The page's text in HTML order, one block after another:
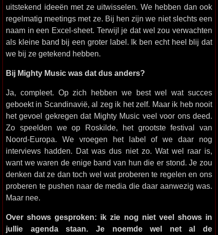
uitstekend ideeën met ze uitwisselen. We hebben dan ook
regelmatig meetings met ze. Bij hen zijn we niet slechts een
naam in een Excel-sheet. Terwijl je dat wel zou verwachten
als kleine band bij een groter label. Ik ben echt heel blij dat
we bij ze getekend hebben.
Bij Mighty Music was dat dus anders?
Ja, compleet. Op zich hebben we best wel wat succes
geboekt in Scandinavië, al zeg ik het zelf. Maar ik heb nooit
het gevoel gekregen dat Mighty Music veel voor ons deed.
Zo speelden we op Roskilde, het grootste festival van
Noord-Europa. We vroegen het label of we daar nog
interviews hadden. Dat was dus niet zo. Wat wel raar is,
want we waren de enige band van hun die er stond. Je zou
denken dat ze dan toch wel wat proberen te regelen en ons
proberen te pushen naar de media die daar aanwezig was.
Maar nee.
Over shows gesproken: ik zie nog niet veel shows in
jullie agenda staan. Je noemde wel net al de